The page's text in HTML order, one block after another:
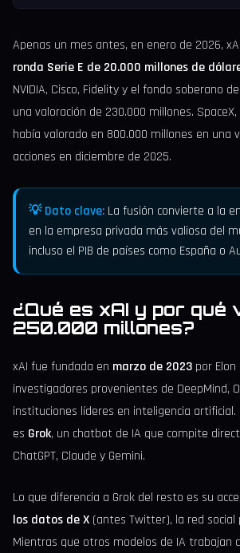
Apenas un mes antes, en enero de 2026,
ronda Serie E de 20.000 millones de
NVIDIA, Cisco, Fidelity y el fondo soberano
una valoración de 230.000 millones.
había valorado en 800.000 millones en una
acciones en diciembre de 2025.
💡 Dato clave: La fusión convierte a la
en la empresa privada más valiosa del
incluso el PIB de países como España o
¿Qué es xAI y por qué
250.000 millones?
xAI fue fundada en marzo de 2023 por
investigadores provenientes de DeepMind,
instituciones líderes en inteligencia
es Grok, un chatbot de IA que compite
ChatGPT, Claude y Gemini.
Lo que diferencia a Grok del resto es su
los datos de X (antes Twitter), la red social
Mientras que otros modelos de IA trabajan